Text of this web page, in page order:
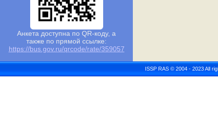
Анкета доступна по QR-коду, а
также по прямой ссылке:
https://bus.gov.ru/qrcode/rate/359057
ISSP RAS © 2004 - 2023 All